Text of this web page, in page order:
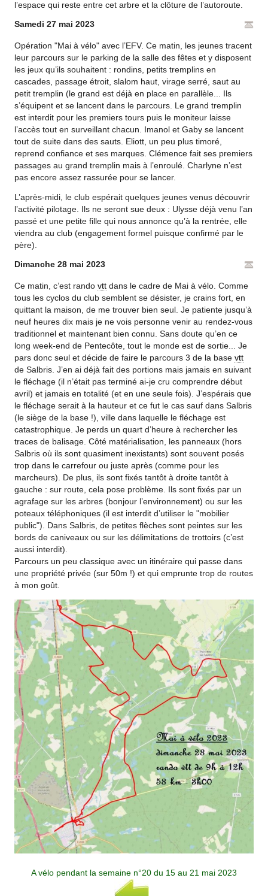
l’espace qui reste entre cet arbre et la clôture de l’autoroute.
Samedi 27 mai 2023
Opération "Mai à vélo" avec l’EFV. Ce matin, les jeunes tracent
leur parcours sur le parking de la salle des fêtes et y disposent
les jeux qu’ils souhaitent : rondins, petits tremplins en
cascades, passage étroit, slalom haut, virage serré, saut au
petit tremplin (le grand est déjà en place en parallèle... Ils
s’équipent et se lancent dans le parcours. Le grand tremplin
est interdit pour les premiers tours puis le moniteur laisse
l’accès tout en surveillant chacun. Imanol et Gaby se lancent
tout de suite dans des sauts. Eliott, un peu plus timoré,
reprend confiance et ses marques. Clémence fait ses premiers
passages au grand tremplin mais à l’enroulé. Charlyne n’est
pas encore assez rassurée pour se lancer.
L’après-midi, le club espérait quelques jeunes venus découvrir
l’activité pilotage. Ils ne seront sue deux : Ulysse déjà venu l’an
passé et une petite fille qui nous annonce qu’à la rentrée, elle
viendra au club (engagement formel puisque confirmé par le
père).
Dimanche 28 mai 2023
Ce matin, c’est randovtt dans le cadre de Mai à vélo. Comme
tous les cyclos du club semblent se désister, je crains fort, en
quittant la maison, de me trouver bien seul. Je patiente jusqu’à
neuf heures dix mais je ne vois personne venir au rendez-vous
traditionnel et maintenant bien connu. Sans doute qu’en ce
long week-end de Pentecôte, tout le monde est de sortie... Je
pars donc seul et décide de faire le parcours 3 de la basevtt
de Salbris. J’en ai déjà fait des portions mais jamais en suivant
le fléchage (il n’était pas terminé ai-je cru comprendre début
avril) et jamais en totalité (et en une seule fois). J’espérais que
le fléchage serait à la hauteur et ce fut le cas sauf dans Salbris
(le siège de la base !), ville dans laquelle le fléchage est
catastrophique. Je perds un quart d’heure à rechercher les
traces de balisage. Côté matérialisation, les panneaux (hors
Salbris où ils sont quasiment inexistants) sont souvent posés
trop dans le carrefour ou juste après (comme pour les
marcheurs). De plus, ils sont fixés tantôt à droite tantôt à
gauche : sur route, cela pose problème. Ils sont fixés par un
agrafage sur les arbres (bonjour l’environnement) ou sur les
poteaux téléphoniques (il est interdit d’utiliser le "mobilier
public"). Dans Salbris, de petites flèches sont peintes sur les
bords de caniveaux ou sur les délimitations de trottoirs (c’est
aussi interdit).
Parcours un peu classique avec un itinéraire qui passe dans
une propriété privée (sur 50m !) et qui emprunte trop de routes
à mon goût.
A vélo pendant la semaine n°20 du 15 au 21 mai 2023